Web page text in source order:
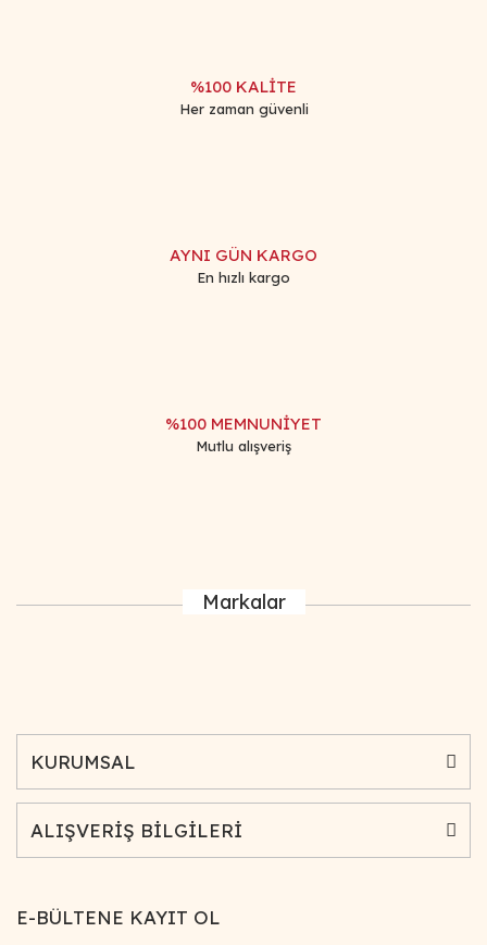
%100 KALİTE
Her zaman güvenli
AYNI GÜN KARGO
En hızlı kargo
%100 MEMNUNİYET
Mutlu alışveriş
Markalar
KURUMSAL
ALIŞVERİŞ BİLGİLERİ
E-BÜLTENE KAYIT OL